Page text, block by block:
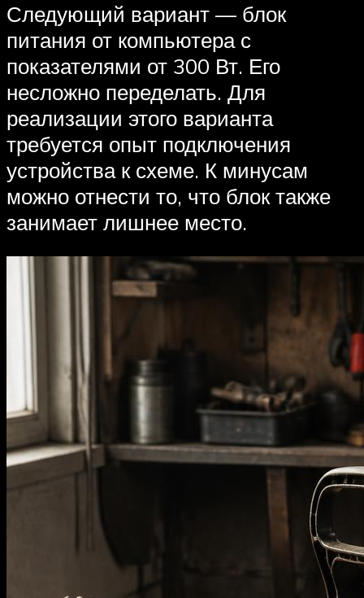
Следующий вариант — блок
питания от компьютера с
показателями от 300 Вт. Его
несложно переделать. Для
реализации этого варианта
требуется опыт подключения
устройства к схеме. К минусам
можно отнести то, что блок также
занимает лишнее место.